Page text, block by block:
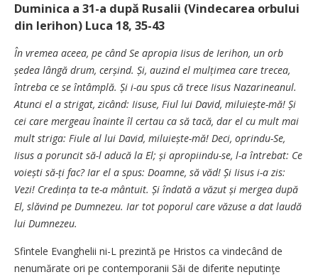
Duminica a 31-a după Rusalii (Vindecarea orbului
din Ierihon) Luca 18, 35-43
În vremea aceea, pe când Se apropia Iisus de Ierihon, un orb
ședea lângă drum, cerșind. Și, auzind el mulțimea care trecea,
întreba ce se întâmplă. Și i-au spus că trece Iisus Nazarineanul.
Atunci el a strigat, zicând: Iisuse, Fiul lui David, miluiește-mă! Și
cei care mergeau înainte îl certau ca să tacă, dar el cu mult mai
mult striga: Fiule al lui David, miluiește-mă! Deci, oprindu-Se,
Iisus a poruncit să-l aducă la El; și apropiindu-se, l-a întrebat: Ce
voiești să-ți fac? Iar el a spus: Doamne, să văd! Și Iisus i-a zis:
Vezi! Credința ta te-a mântuit. Și îndată a văzut și mergea după
El, slăvind pe Dumnezeu. Iar tot poporul care văzuse a dat laudă
lui Dumnezeu.
Sfintele Evanghelii ni-L prezintă pe Hristos ca vindecând de
nenumărate ori pe contemporanii Săi de diferite neputinţe